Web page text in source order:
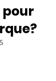
pour